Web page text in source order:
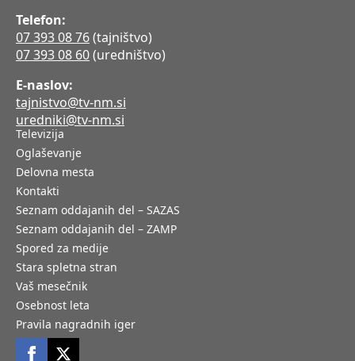
Telefon:
07 393 08 76(tajništvo)
07 393 08 60(uredništvo)
E-naslov:
tajnistvo@tv-nm.si
uredniki@tv-nm.si
Televizija
Oglaševanje
Delovna mesta
Kontakti
Seznam oddajanih del – SAZAS
Seznam oddajanih del – ZAMP
Spored za medije
Stara spletna stran
Vaš mesečnik
Osebnost leta
Pravila nagradnih iger